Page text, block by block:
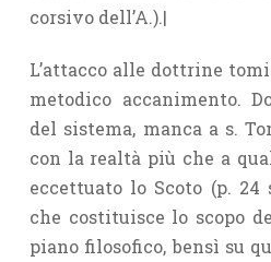
corsivo dell’A.).|
L’attacco alle dottrine
metodico accanimento.
del sistema, manca a s.
con la realtà più che a
eccettuato lo Scoto (p. 24
che costituisce lo scopo
piano filosofico, bensì su